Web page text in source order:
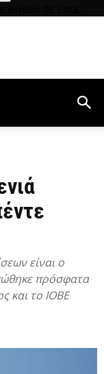
είναι ο
πρόσφατα
και το ΙΟΒΕ